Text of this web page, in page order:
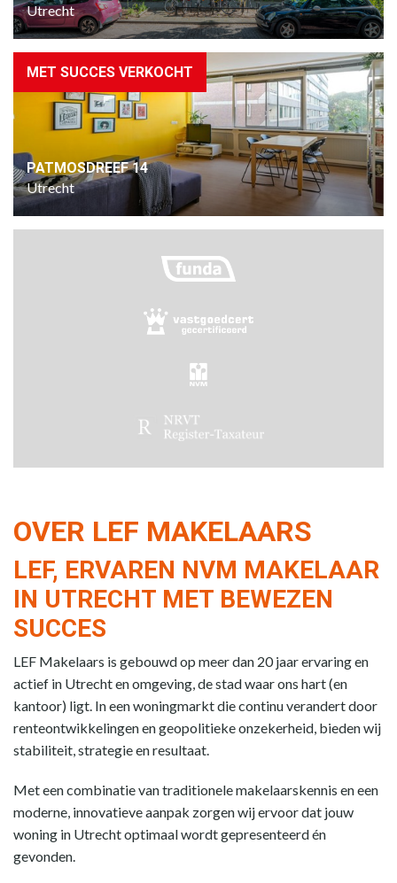
Utrecht
MET SUCCES VERKOCHT
PATMOSDREEF 14
Utrecht
OVER LEF MAKELAARS
LEF, ERVAREN NVM MAKELAAR
IN UTRECHT MET BEWEZEN
SUCCES
LEF Makelaars is gebouwd op meer dan 20 jaar ervaring en
actief in Utrecht en omgeving, de stad waar ons hart (en
kantoor) ligt. In een woningmarkt die continu verandert door
renteontwikkelingen en geopolitieke onzekerheid, bieden wij
stabiliteit, strategie en resultaat.
Met een combinatie van traditionele makelaarskennis en een
moderne, innovatieve aanpak zorgen wij ervoor dat jouw
woning in Utrecht optimaal wordt gepresenteerd én
gevonden.